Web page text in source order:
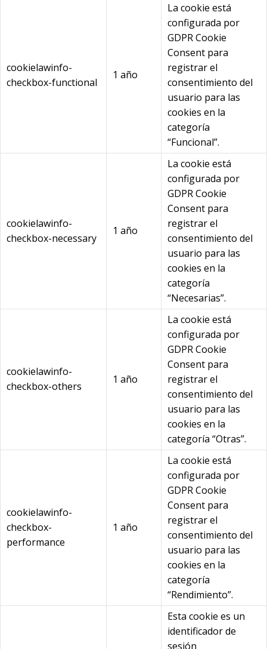
cookielawinfo-
checkbox-functional
1 año
La cookie está
configurada por
GDPR Cookie
Consent para
registrar el
consentimiento del
usuario para las
cookies en la
categoría
“Funcional”.
cookielawinfo-
checkbox-necessary
1 año
La cookie está
configurada por
GDPR Cookie
Consent para
registrar el
consentimiento del
usuario para las
cookies en la
categoría
“Necesarias”.
cookielawinfo-
checkbox-others
1 año
La cookie está
configurada por
GDPR Cookie
Consent para
registrar el
consentimiento del
usuario para las
cookies en la
categoría “Otras”.
cookielawinfo-
checkbox-
performance
1 año
La cookie está
configurada por
GDPR Cookie
Consent para
registrar el
consentimiento del
usuario para las
cookies en la
categoría
“Rendimiento”.
Esta cookie es un
identificador de
sesión